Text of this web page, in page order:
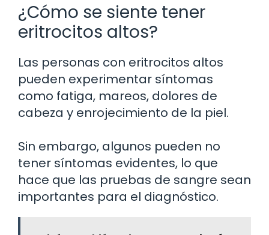
¿Cómo se siente tener
eritrocitos altos?
Las personas con eritrocitos altos
pueden experimentar síntomas
como fatiga, mareos, dolores de
cabeza y enrojecimiento de la piel.
Sin embargo, algunos pueden no
tener síntomas evidentes, lo que
hace que las pruebas de sangre sean
importantes para el diagnóstico.